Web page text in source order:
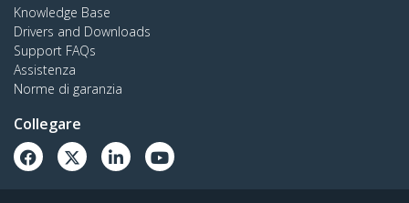
Knowledge Base
Drivers and Downloads
Support FAQs
Assistenza
Norme di garanzia
Collegare